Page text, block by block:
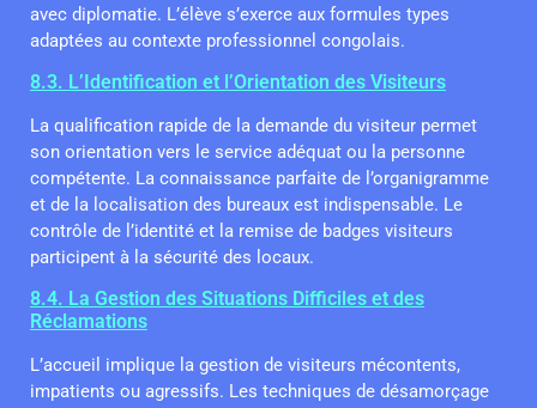
avec diplomatie. L’élève s’exerce aux formules types
adaptées au contexte professionnel congolais.
8.3. L’Identification et l’Orientation des Visiteurs
La qualification rapide de la demande du visiteur permet
son orientation vers le service adéquat ou la personne
compétente. La connaissance parfaite de l’organigramme
et de la localisation des bureaux est indispensable. Le
contrôle de l’identité et la remise de badges visiteurs
participent à la sécurité des locaux.
8.4. La Gestion des Situations Difficiles et des
Réclamations
L’accueil implique la gestion de visiteurs mécontents,
impatients ou agressifs. Les techniques de désamorçage